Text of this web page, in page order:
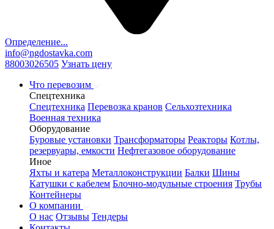
Определение...
info@ngdostavka.com
88003026505 Узнать цену
Что перевозим
Спецтехника
Спецтехника Перевозка кранов Сельхозтехника
Военная техника
Оборудование
Буровые установки Трансформаторы Реакторы Котлы,
резервуары, емкости Нефтегазовое оборудование
Иное
Яхты и катера Металлоконструкции Балки Шины
Катушки с кабелем Блочно-модульные строения Трубы
Контейнеры
О компании
О нас Отзывы Тендеры